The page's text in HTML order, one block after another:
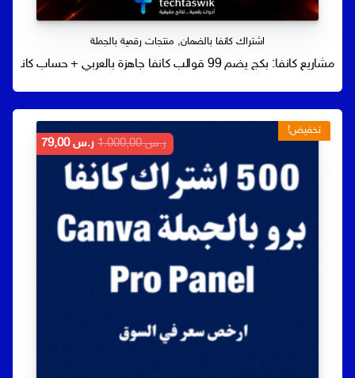
اشتراك كانفا بالضمان, منتجات رقمية بالجملة
مشاريع كانفا: بكج يضم 99 قوالب كانفا جاهزة بالعربي + حساب كانفا برو مدى الحياة
تخفيض!
ر.س1.000,00
السعر
الأصلي
هو:
ر.س 1.000,00.
ر.س79,00
السعر